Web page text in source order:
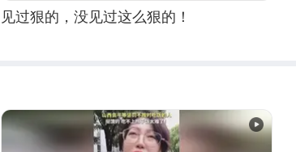
见过狠的，没见过这么狠的！